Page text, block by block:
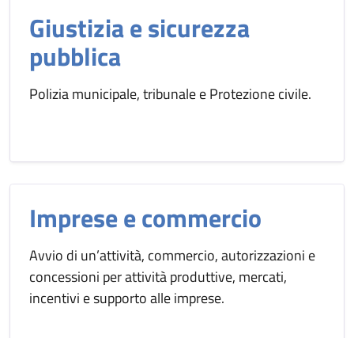
Giustizia e sicurezza
pubblica
Polizia municipale, tribunale e Protezione civile.
Imprese e commercio
Avvio di un’attività, commercio, autorizzazioni e
concessioni per attività produttive, mercati,
incentivi e supporto alle imprese.